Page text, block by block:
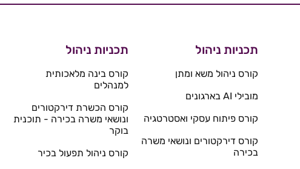
תכניות ניהול
קורס ניהול משא ומתן
מובילי AI בארגונים
קורס פיתוח עסקי ואסטרטגיה
קורס דירקטורים ונושאי משרה
בכירה
תכניות ניהול
קורס בינה מלאכותית
למנהלים
קורס הכשרת דירקטורים
ונושאי משרה בכירה - תוכנית
בוקר
קורס ניהול תפעול בכיר